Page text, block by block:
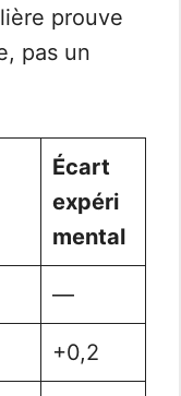
prouve
pas un
Écart
expéri
mental
—
+0,2